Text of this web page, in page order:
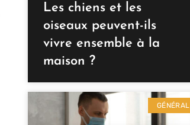
Les chiens et les
oiseaux peuvent-ils
vivre ensemble à la
maison ?
GÉNÉRAL